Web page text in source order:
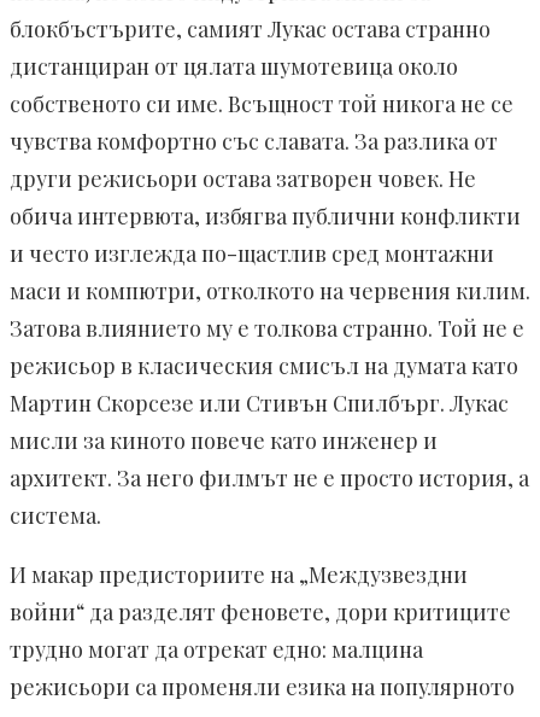
блокбъстърите, самият Лукас остава странно
дистанциран от цялата шумотевица около
собственото си име. Всъщност той никога не се
чувства комфортно със славата. За разлика от
други режисьори остава затворен човек. Не
обича интервюта, избягва публични конфликти
и често изглежда по-щастлив сред монтажни
маси и компютри, отколкото на червения килим.
Затова влиянието му е толкова странно. Той не е
режисьор в класическия смисъл на думата като
Мартин Скорсезе или Стивън Спилбърг. Лукас
мисли за киното повече като инженер и
архитект. За него филмът не е просто история, а
система.
И макар предисториите на „Междузвездни
войни“ да разделят феновете, дори критиците
трудно могат да отрекат едно: малцина
режисьори са променяли езика на популярното